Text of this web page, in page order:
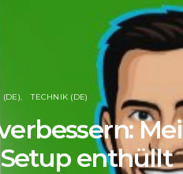
(DE) TECHNIK (DE)
enthüllt